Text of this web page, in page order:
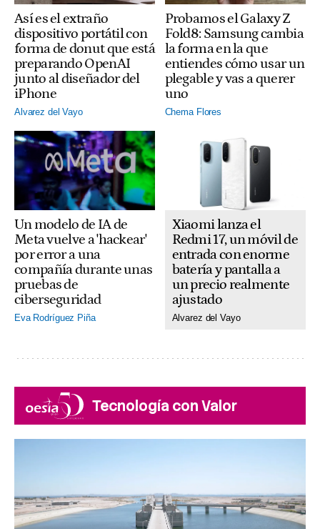
Así es el extraño
dispositivo portátil con
forma de donut que está
preparando OpenAI
junto al diseñador del
iPhone
Alvarez del Vayo
Probamos el Galaxy Z
Fold8: Samsung cambia
la forma en la que
entiendes cómo usar un
plegable y vas a querer
uno
Chema Flores
Un modelo de IA de
Meta vuelve a 'hackear'
por error a una
compañía durante unas
pruebas de
ciberseguridad
Eva Rodríguez Piña
Xiaomi lanza el
Redmi 17, un móvil de
entrada con enorme
batería y pantalla a
un precio realmente
ajustado
Alvarez del Vayo
Tecnología con Valor